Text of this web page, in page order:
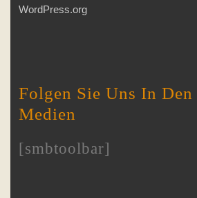
WordPress.org
Folgen Sie Uns In Den
Medien
[smbtoolbar]